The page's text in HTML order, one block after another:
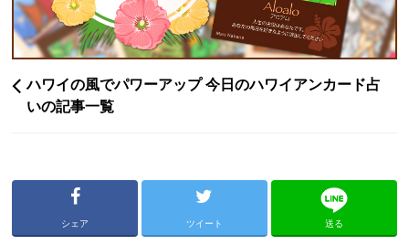
ハワイの風でパワーアップ 今日のハワイアンカード占
いの記事一覧
シェア ツイート 送る